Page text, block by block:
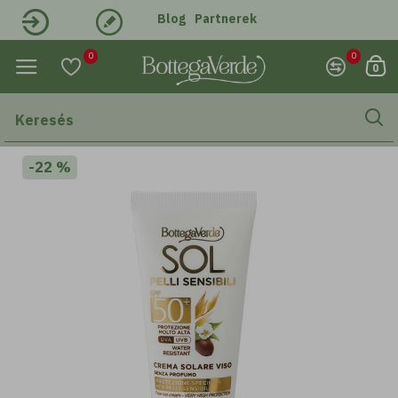
Belépés Regisztráció
Blog Partnerek
0 0
0
-22 %